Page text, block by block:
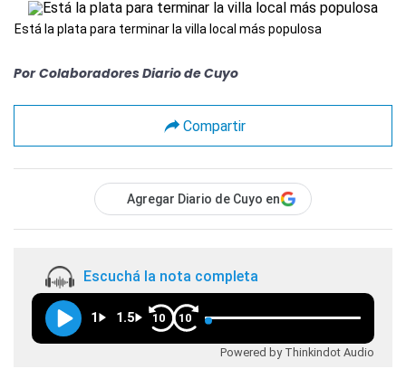
Está la plata para terminar la villa local más populosa
Por Colaboradores Diario de Cuyo
Compartir
Agregar Diario de Cuyo en
Escuchá la nota completa
1 1.5 10 10
Powered by Thinkindot Audio